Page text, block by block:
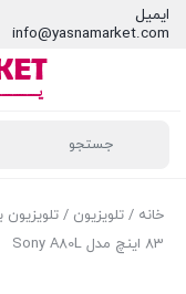
ایمیل
info@yasnamarket.com
خانه / تلویزیون / تلویزیون
83 اینچ مدل Sony A80L